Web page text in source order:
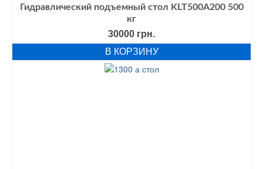
Гидравлический подъемный стол KLT500A200 500
кг
30000 грн.
В КОРЗИНУ